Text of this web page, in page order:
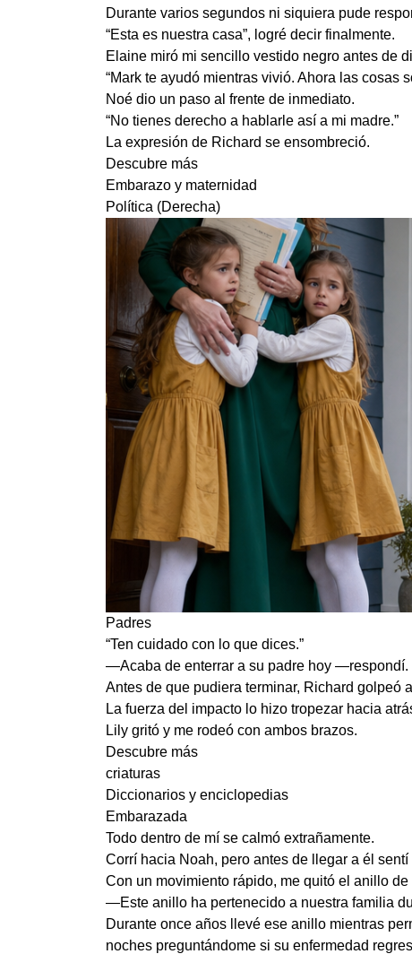
Durante varios segundos ni siquiera pude
“Esta es nuestra casa”, logré decir finalmente.
Elaine miró mi sencillo vestido negro antes de
“Mark te ayudó mientras vivió. Ahora las cosas
Noé dio un paso al frente de inmediato.
“No tienes derecho a hablarle así a mi madre.”
La expresión de Richard se ensombreció.
Descubre más
Embarazo y maternidad
Política (Derecha)
Padres
“Ten cuidado con lo que dices.”
—Acaba de enterrar a su padre hoy —respondí.
Antes de que pudiera terminar, Richard golpeó
La fuerza del impacto lo hizo tropezar hacia
Lily gritó y me rodeó con ambos brazos.
Descubre más
criaturas
Diccionarios y enciclopedias
Embarazada
Todo dentro de mí se calmó extrañamente.
Corrí hacia Noah, pero antes de llegar a él
Con un movimiento rápido, me quitó el anillo de
—Este anillo ha pertenecido a nuestra familia
Durante once años llevé ese anillo mientras
noches preguntándome si su enfermedad